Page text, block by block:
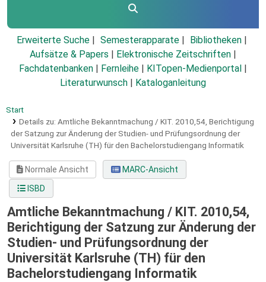
Erweiterte Suche Semesterapparate
Bibliotheken
Aufsätze & Papers
Elektronische Zeitschriften
Fachdatenbanken
Fernleihe KITopen-Medienportal
Literaturwunsch
Kataloganleitung
Start
Details zu: Amtliche Bekanntmachung / KIT. 2010,54, Berichtigung
der Satzung zur Änderung der Studien- und Prüfungsordnung der
Universität Karlsruhe (TH) für den Bachelorstudiengang Informatik
Normale Ansicht
MARC-Ansicht
ISBD
Amtliche Bekanntmachung / KIT. 2010,54,
Berichtigung der Satzung zur Änderung der
Studien- und Prüfungsordnung der
Universität Karlsruhe (TH) für den
Bachelorstudiengang Informatik